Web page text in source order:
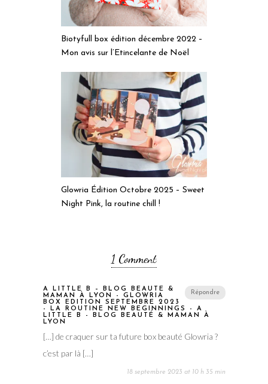
Biotyfull box édition décembre 2022 –
Mon avis sur l’Etincelante de Noël
Glowria Édition Octobre 2025 – Sweet
Night Pink, la routine chill !
1 Comment
Répondre
A LITTLE B – BLOG BEAUTÉ &
MAMAN À LYON - GLOWRIA
BOX EDITION SEPTEMBRE 2023
- LA ROUTINE NEW BEGINNINGS - A
LITTLE B - BLOG BEAUTÉ & MAMAN À
LYON
[…] de craquer sur ta future box beauté Glowria ?
c’est par là […]
18 septembre 2023 at 10 h 35 min